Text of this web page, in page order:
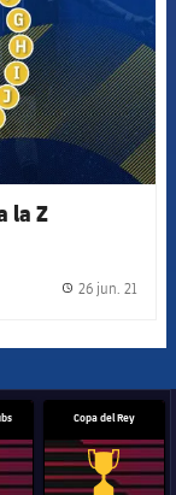
la Z
26 jun. 21
Copa del Rey